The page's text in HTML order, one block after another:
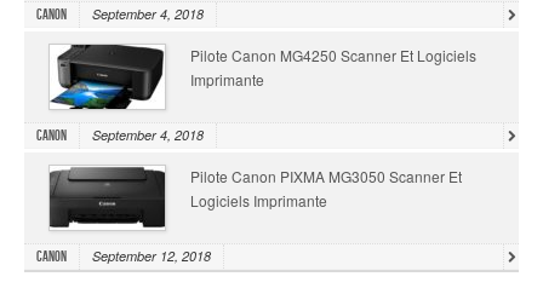
Canon September 4, 2018
Pilote Canon MG4250 Scanner Et Logiciels
Imprimante
Canon September 4, 2018
Pilote Canon PIXMA MG3050 Scanner Et
Logiciels Imprimante
Canon September 12, 2018